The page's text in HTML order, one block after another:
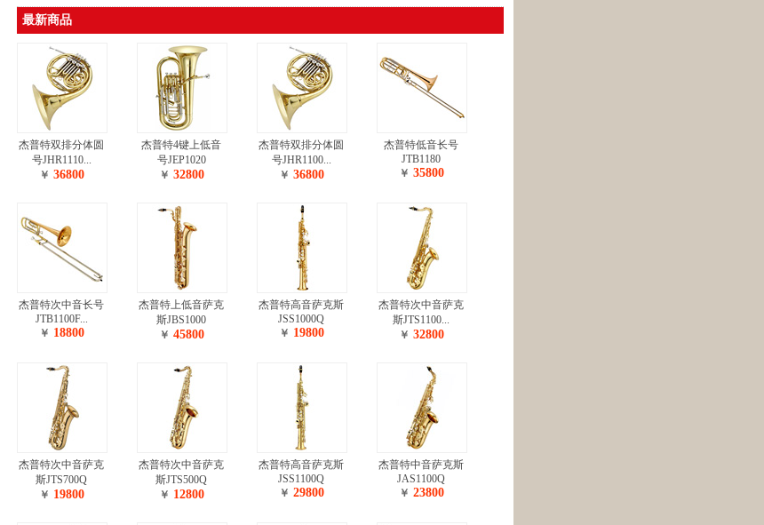
最新商品
杰普特双排分体圆
号JHR1110...
￥ 36800
杰普特4键上低音
号JEP1020
￥ 32800
杰普特双排分体圆
号JHR1100...
￥ 36800
杰普特低音长号
JTB1180
￥ 35800
杰普特次中音长号
JTB1100F...
￥ 18800
杰普特上低音萨克
斯JBS1000
￥ 45800
杰普特高音萨克斯
JSS1000Q
￥ 19800
杰普特次中音萨克
斯JTS1100...
￥ 32800
杰普特次中音萨克
斯JTS700Q
￥ 19800
杰普特次中音萨克
斯JTS500Q
￥ 12800
杰普特高音萨克斯
JSS1100Q
￥ 29800
杰普特中音萨克斯
JAS1100Q
￥ 23800